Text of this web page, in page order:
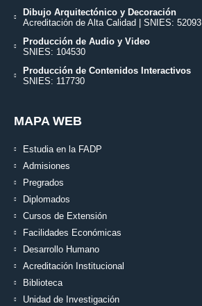
Dibujo Arquitectónico y Decoración
Acreditación de Alta Calidad | SNIES: 52093
Producción de Audio y Video
SNIES: 104530
Producción de Contenidos Interactivos
SNIES: 117730
MAPA WEB
Estudia en la FADP
Admisiones
Pregrados
Diplomados
Cursos de Extensión
Facilidades Económicas
Desarrollo Humano
Acreditación Institucional
Biblioteca
Unidad de Investigación